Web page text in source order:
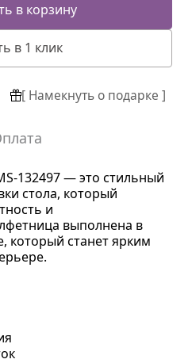
в корзину
в 1 клик
[ Намекнуть о подарке ]
132497 — это стильный
стола, который
и
выполнена в
который станет ярким